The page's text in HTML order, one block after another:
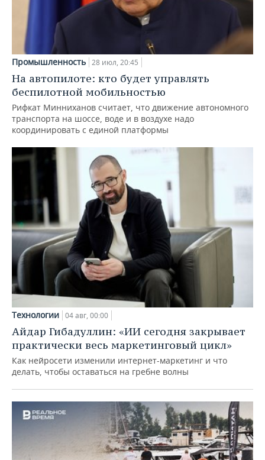
Промышленность 28 июл, 20:45
На автопилоте: кто будет управлять
беспилотной мобильностью
Рифкат Минниханов считает, что движение автономного
транспорта на шоссе, воде и в воздухе надо
координировать с единой платформы
Технологии 04 авг, 00:00
Айдар Гибадуллин: «ИИ сегодня закрывает
практически весь маркетинговый цикл»
Как нейросети изменили интернет-маркетинг и что
делать, чтобы оставаться на гребне волны